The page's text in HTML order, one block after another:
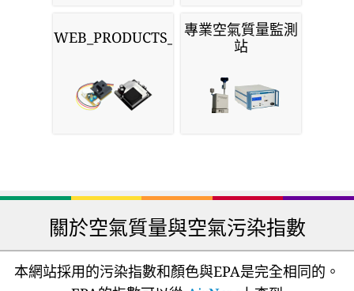
WEB_PRODUCTS_SENSORS專業空氣質量監測
站
關於空氣質量與空氣污染指數
本網站採用的污染指數和顏色與EPA是完全相同的。